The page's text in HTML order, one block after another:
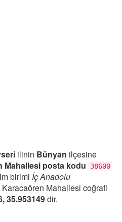
ilinin Bünyan ilçesine
Mahallesi posta kodu 38600
birimi İç Anadolu
Karacaören Mahallesi coğrafi
35.953149dir.